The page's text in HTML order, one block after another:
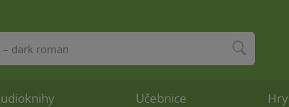
Učebnice Hry